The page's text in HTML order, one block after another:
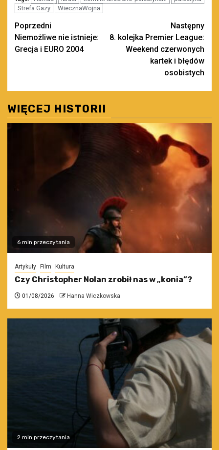
Strefa Gazy
WiecznaWojna
Zobacz
wpisy
Poprzedni
Niemożliwe nie istnieje:
Grecja i EURO 2004
Następny
8. kolejka Premier League:
Weekend czerwonych
kartek i błędów
osobistych
WIĘCEJ HISTORII
6 min przeczytania
Artykuły Film Kultura
Czy Christopher Nolan zrobił nas w „konia”?
01/08/2026 Hanna Wiczkowska
2 min przeczytania